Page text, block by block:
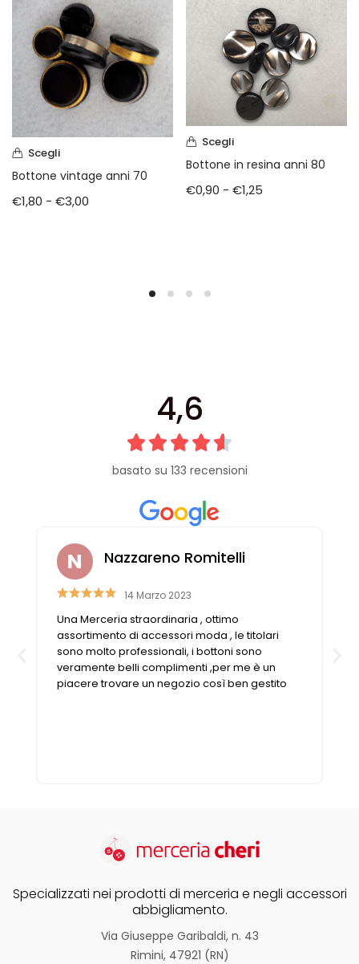
Scegli
Bottone vintage anni 70
€1,80 - €3,00
Scegli
Bottone in resina anni 80
€0,90 - €1,25
4,6
basato su 133 recensioni
Nazzareno Romitelli
14 Marzo 2023
Una Merceria straordinaria , ottimo
assortimento di accessori moda , le titolari
sono molto professionali, i bottoni sono
veramente belli complimenti ,per me è un
piacere trovare un negozio così ben gestito
Specializzati nei prodotti di merceria e negli accessori
abbigliamento.
Via Giuseppe Garibaldi, n. 43
Rimini, 47921 (RN)